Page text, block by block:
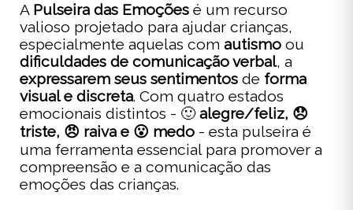
A Pulseira das Emoções é um recurso
valioso projetado para ajudar crianças,
especialmente aquelas com autismo ou
dificuldades de comunicação verbal, a
expressarem seus sentimentos de forma
visual e discreta. Com quatro estados
emocionais distintos - 🙂alegre/feliz, 😞
triste, 😠 raiva e 😮 medo - esta pulseira é
uma ferramenta essencial para promover a
compreensão e a comunicação das
emoções das crianças.